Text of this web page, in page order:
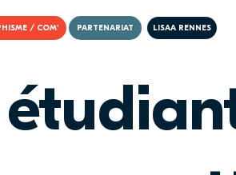
/ COM' PARTENARIAT LISAA RENNES